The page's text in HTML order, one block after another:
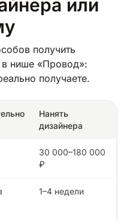
или
получить
в нише «Провод»:
получаете.
Нанять
дизайнера
30 000–180 000
₽
1–4 недели